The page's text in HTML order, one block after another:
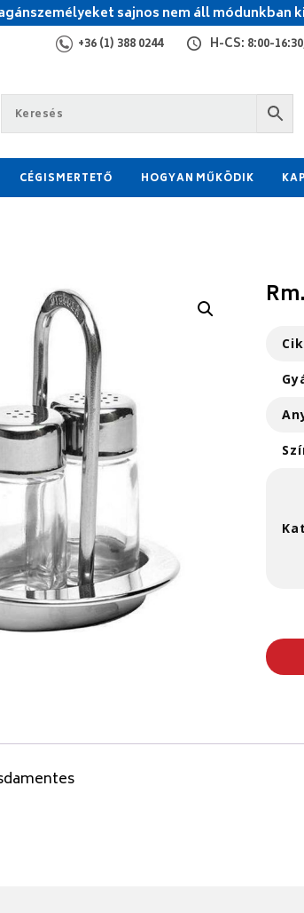
sajnos nem áll módunkban
+36 (1) 388 0244 H-CS: 8:00-
CÉGISMERTETŐ HOGYAN MŰKÖDIK